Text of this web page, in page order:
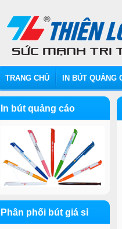
In bút quảng cáo
Phân phối bút giá sỉ
TRANG CHỦ IN BÚT QUẢNG